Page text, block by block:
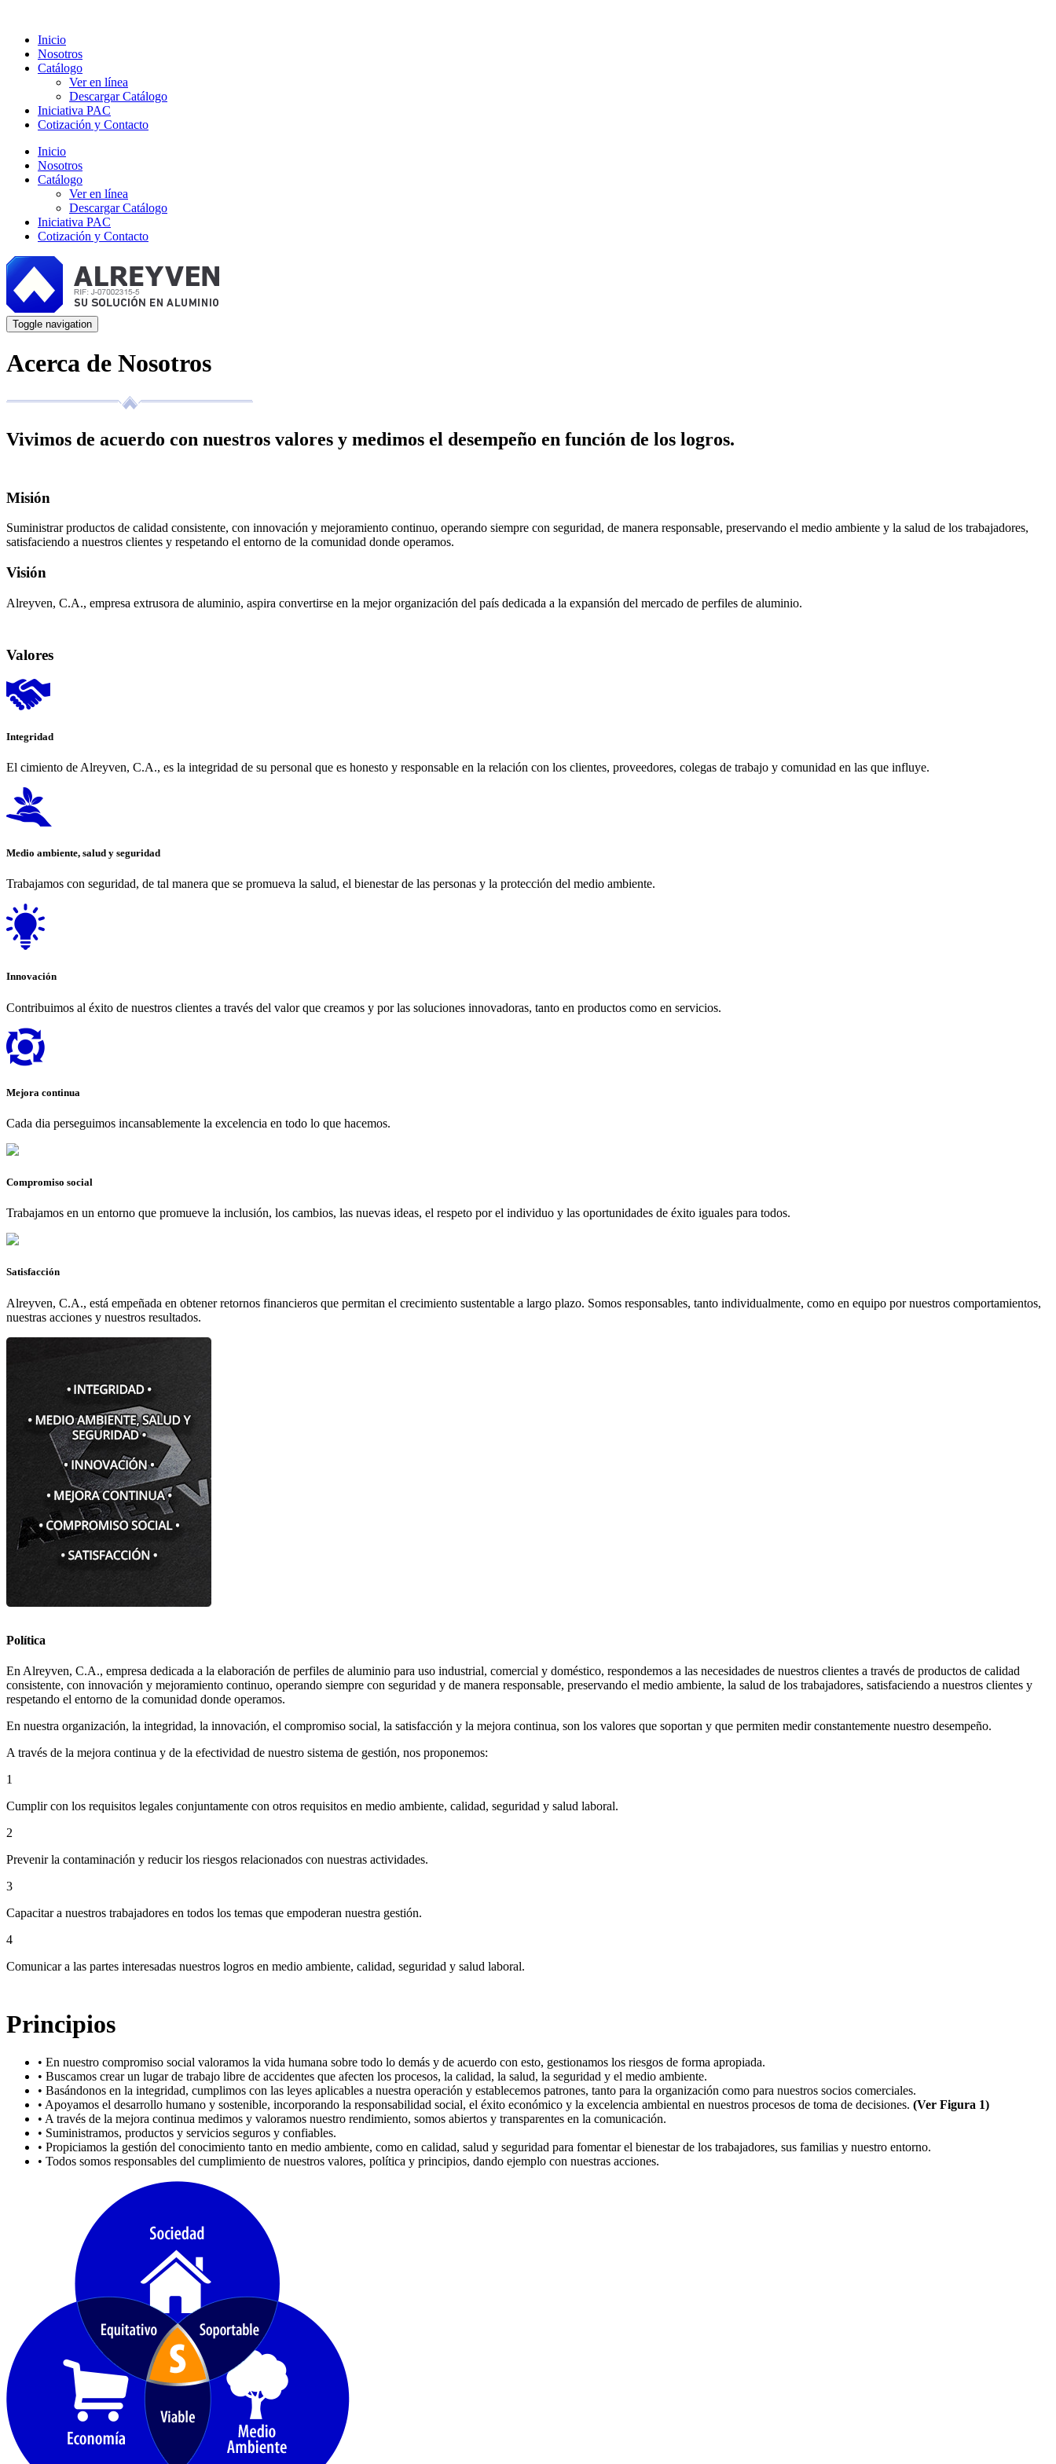
Inicio
Nosotros
Catálogo
Ver en línea
Descargar Catálogo
Iniciativa PAC
Cotización y Contacto
Inicio
Nosotros
Catálogo
Ver en línea
Descargar Catálogo
Iniciativa PAC
Cotización y Contacto
Toggle navigation
Acerca de Nosotros
Vivimos de acuerdo con nuestros valores y medimos el desempeño en función de los logros.
Misión
Suministrar productos de calidad consistente, con innovación y mejoramiento continuo, operando siempre con seguridad, de manera responsable, preservando el medio ambiente y la salud de los trabajadores,
satisfaciendo a nuestros clientes y respetando el entorno de la comunidad donde operamos.
Visión
Alreyven, C.A., empresa extrusora de aluminio, aspira convertirse en la mejor organización del país dedicada a la expansión del mercado de perfiles de aluminio.
Valores
Integridad
El cimiento de Alreyven, C.A., es la integridad de su personal que es honesto y responsable en la relación con los clientes, proveedores, colegas de trabajo y comunidad en las que influye.
Medio ambiente, salud y seguridad
Trabajamos con seguridad, de tal manera que se promueva la salud, el bienestar de las personas y la protección del medio ambiente.
Innovación
Contribuimos al éxito de nuestros clientes a través del valor que creamos y por las soluciones innovadoras, tanto en productos como en servicios.
Mejora continua
Cada dia perseguimos incansablemente la excelencia en todo lo que hacemos.
Compromiso social
Trabajamos en un entorno que promueve la inclusión, los cambios, las nuevas ideas, el respeto por el individuo y las oportunidades de éxito iguales para todos.
Satisfacción
Alreyven, C.A., está empeñada en obtener retornos financieros que permitan el crecimiento sustentable a largo plazo. Somos responsables, tanto individualmente, como en equipo por nuestros comportamientos,
nuestras acciones y nuestros resultados.
Política
En Alreyven, C.A., empresa dedicada a la elaboración de perfiles de aluminio para uso industrial, comercial y doméstico, respondemos a las necesidades de nuestros clientes a través de productos de calidad
consistente, con innovación y mejoramiento continuo, operando siempre con seguridad y de manera responsable, preservando el medio ambiente, la salud de los trabajadores, satisfaciendo a nuestros clientes y
respetando el entorno de la comunidad donde operamos.
En nuestra organización, la integridad, la innovación, el compromiso social, la satisfacción y la mejora continua, son los valores que soportan y que permiten medir constantemente nuestro desempeño.
A través de la mejora continua y de la efectividad de nuestro sistema de gestión, nos proponemos:
1
Cumplir con los requisitos legales conjuntamente con otros requisitos en medio ambiente, calidad, seguridad y salud laboral.
2
Prevenir la contaminación y reducir los riesgos relacionados con nuestras actividades.
3
Capacitar a nuestros trabajadores en todos los temas que empoderan nuestra gestión.
4
Comunicar a las partes interesadas nuestros logros en medio ambiente, calidad, seguridad y salud laboral.
Principios
• En nuestro compromiso social valoramos la vida humana sobre todo lo demás y de acuerdo con esto, gestionamos los riesgos de forma apropiada.
• Buscamos crear un lugar de trabajo libre de accidentes que afecten los procesos, la calidad, la salud, la seguridad y el medio ambiente.
• Basándonos en la integridad, cumplimos con las leyes aplicables a nuestra operación y establecemos patrones, tanto para la organización como para nuestros socios comerciales.
• Apoyamos el desarrollo humano y sostenible, incorporando la responsabilidad social, el éxito económico y la excelencia ambiental en nuestros procesos de toma de decisiones. (Ver Figura 1)
• A través de la mejora continua medimos y valoramos nuestro rendimiento, somos abiertos y transparentes en la comunicación.
• Suministramos, productos y servicios seguros y confiables.
• Propiciamos la gestión del conocimiento tanto en medio ambiente, como en calidad, salud y seguridad para fomentar el bienestar de los trabajadores, sus familias y nuestro entorno.
• Todos somos responsables del cumplimiento de nuestros valores, política y principios, dando ejemplo con nuestras acciones.